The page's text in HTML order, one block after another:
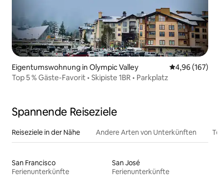
Eigentumswohnung in Olympic Valley
4,96 (167)
Top 5 % Gäste-Favorit • Skipiste 1BR • Parkplatz
Spannende Reiseziele
Reiseziele in der Nähe Andere Arten von Unterkünften
San Francisco
Ferienunterkünfte
San José
Ferienunterkünfte